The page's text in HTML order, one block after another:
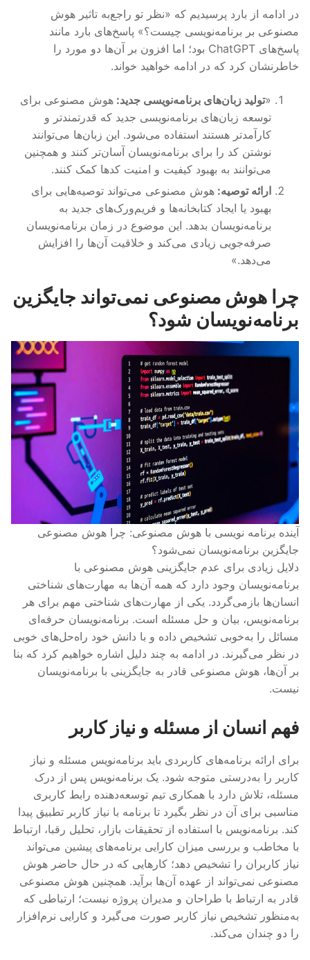
در ادامه از بارد پرسیدیم که «نظر تو راجع‌به تاثیر هوش
مصنوعی بر برنامه‌نویسی چیست؟» پاسخ‌های بارد مانند
پاسخ‌های ChatGPT بود؛ اما افزون بر آن‌ها دو مورد را
خاطرنشان کرد که در ادامه خواهید خواند.
«تولید زبان‌های برنامه‌نویسی جدید: هوش مصنوعی برای
توسعه زبان‌های برنامه‌نویسی جدید که قدرتمندتر و
کارآمدتر هستند استفاده می‌شود. این زبان‌ها می‌توانند
نوشتن کد را برای برنامه‌نویسان آسان‌تر کنند و همچنین
می‌توانند به بهبود کیفیت و امنیت کدها کمک کنند.
ارائه توصیه: هوش مصنوعی می‌تواند توصیه‌هایی برای
بهبود یا ایجاد کتابخانه‌ها و فریم‌ورک‌های جدید به
برنامه‌نویسان بدهد. این موضوع در زمان برنامه‌نویسان
صرفه‌جویی زیادی می‌کند و خلاقیت آن‌ها را افزایش
می‌دهد.»
چرا هوش مصنوعی نمی‌تواند جایگزین
برنامه‌نویسان شود؟
آینده برنامه نویسی با هوش مصنوعی: چرا هوش مصنوعی
جایگزین برنامه‌نویسان نمی‌شود؟
دلایل زیادی برای عدم جایگزینی هوش مصنوعی با
برنامه‌نویسان وجود دارد که همه‌ آن‌ها به مهارت‌های شناختی
انسان‌ها بازمی‌گردد. یکی از مهارت‌های شناختی مهم برای هر
برنامه‌نویس، بیان و حل مسئله است. برنامه‌نویسان حرفه‌ای
مسائل را به‌خوبی تشخیص داده و با دانش خود راه‌حل‌های خوبی
در نظر می‌گیرند. در ادامه به چند دلیل اشاره خواهیم کرد که بنا
بر آن‌ها، هوش مصنوعی قادر به جایگزینی با برنامه‌نویسان
نیست.
فهم انسان از مسئله و نیاز کاربر
برای ارائه برنامه‌های کاربردی باید برنامه‌نویس مسئله و نیاز
کاربر را به‌درستی متوجه شود. یک برنامه‌نویس پس از درک
مسئله، تلاش دارد با همکاری تیم توسعه‌دهنده رابط کاربری
مناسبی برای آن در نظر بگیرد تا برنامه با نیاز کاربر تطبیق پیدا
کند. برنامه‌نویس با استفاده از تحقیقات بازار، تحلیل رقبا، ارتباط
با مخاطب و بررسی میزان کارایی برنامه‌های پیشین می‌تواند
نیاز کاربران را تشخیص دهد؛ کارهایی که در حال حاضر هوش
مصنوعی نمی‌تواند از عهده آن‌ها برآید. همچنین هوش مصنوعی
قادر به ارتباط با طراحان و مدیران پروژه نیست؛ ارتباطی که
به‌منظور تشخیص نیاز کاربر صورت می‌گیرد و کارایی نرم‌افزار
را دو چندان می‌کند.